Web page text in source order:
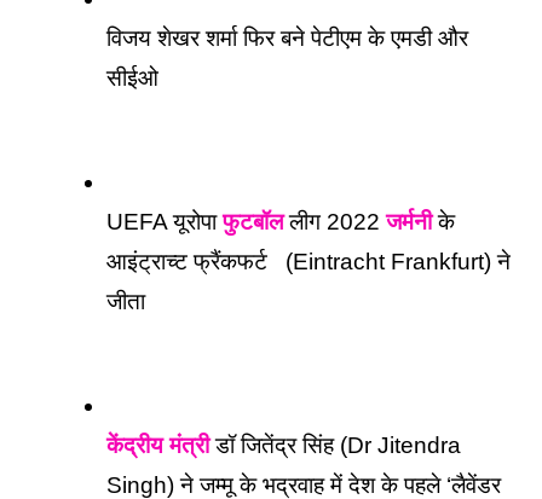
विजय शेखर शर्मा फिर बने पेटीएम के एमडी और
सीईओ
UEFA यूरोपा फुटबॉल लीग 2022 जर्मनी के
आइंट्राच्ट फ्रैंकफर्ट   (Eintracht Frankfurt) ने
जीता
केंद्रीय मंत्री डॉ जितेंद्र सिंह (Dr Jitendra
Singh) ने जम्मू के भद्रवाह में देश के पहले ‘लैवेंडर